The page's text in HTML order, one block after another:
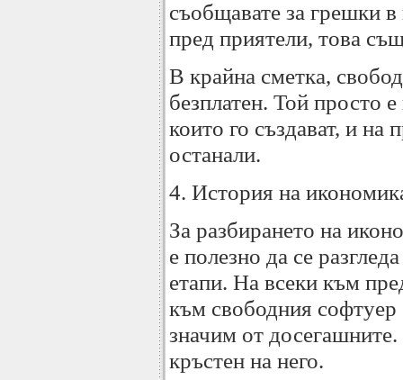
съобщавате за грешки
пред приятели, това
В крайна сметка,
безплатен. Той просто
които го създават, и на
останали.
4. История на
За разбирането на
е полезно да се
етапи. На всеки към
към свободния
значим от досегашните.
кръстен на него.